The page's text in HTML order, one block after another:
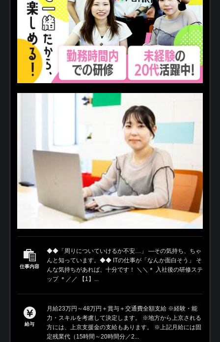
仕事内容
◆◆「周りについていけるか不安…」 ―その気持ち、ちゃ
んと知っています。◆◆ ITの仕事が「なんか面白そう」 そ
んな気持ちがあれば、十分です！ ＼＼＊ 入社後の研修ステ
ップ ＊／／ 【1】...
給与
月給23万円～48万円＋賞与＋交通費全額支給 ※経験・能
力・スキルを考慮して決定します。 ※地方から上京される
方には、上京支援金の支給もあります。 ※上記月給には固
定残業代（15時間～20時間分／2...